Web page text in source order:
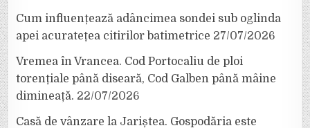
Cum influențează adâncimea sondei sub oglinda
apei acuratețea citirilor batimetrice 27/07/2026
Vremea în Vrancea. Cod Portocaliu de ploi
torențiale până diseară, Cod Galben până mâine
dimineață. 22/07/2026
Casă de vânzare la Jariștea. Gospodăria este